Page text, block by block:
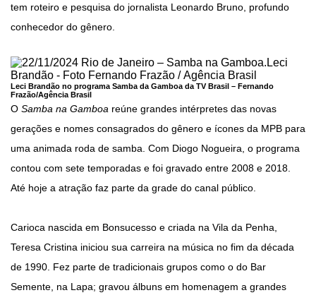
tem roteiro e pesquisa do jornalista Leonardo Bruno, profundo
conhecedor do gênero.
Leci Brandão no programa Samba da Gamboa da TV Brasil – Fernando
Frazão/Agência Brasil
O Samba na Gamboa reúne grandes intérpretes das novas
gerações e nomes consagrados do gênero e ícones da MPB para
uma animada roda de samba. Com Diogo Nogueira, o programa
contou com sete temporadas e foi gravado entre 2008 e 2018.
Até hoje a atração faz parte da grade do canal público.
Carioca nascida em Bonsucesso e criada na Vila da Penha,
Teresa Cristina iniciou sua carreira na música no fim da década
de 1990. Fez parte de tradicionais grupos como o do Bar
Semente, na Lapa; gravou álbuns em homenagem a grandes